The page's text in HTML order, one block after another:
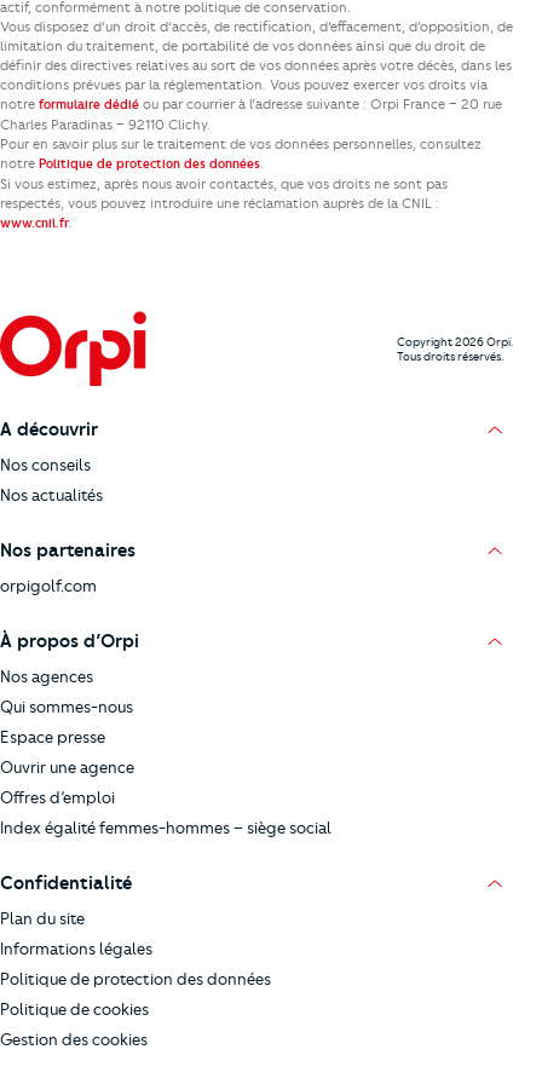
actif, conformément à notre politique de conservation.
Vous disposez d’un droit d’accès, de rectification, d’effacement, d’opposition, de
limitation du traitement, de portabilité de vos données ainsi que du droit de
définir des directives relatives au sort de vos données après votre décès, dans les
conditions prévues par la réglementation. Vous pouvez exercer vos droits via
notre formulaire dédié ou par courrier à l’adresse suivante : Orpi France – 20 rue
Charles Paradinas – 92110 Clichy.
Pour en savoir plus sur le traitement de vos données personnelles, consultez
notre Politique de protection des données.
Si vous estimez, après nous avoir contactés, que vos droits ne sont pas
respectés, vous pouvez introduire une réclamation auprès de la CNIL :
www.cnil.fr.
Copyright 2026 Orpi.
Tous droits réservés.
A découvrir
Nos conseils
Nos actualités
Nos partenaires
orpigolf.com
À propos d’Orpi
Nos agences
Qui sommes-nous
Espace presse
Ouvrir une agence
Offres d’emploi
Index égalité femmes-hommes – siège social
Confidentialité
Plan du site
Informations légales
Politique de protection des données
Politique de cookies
Gestion des cookies